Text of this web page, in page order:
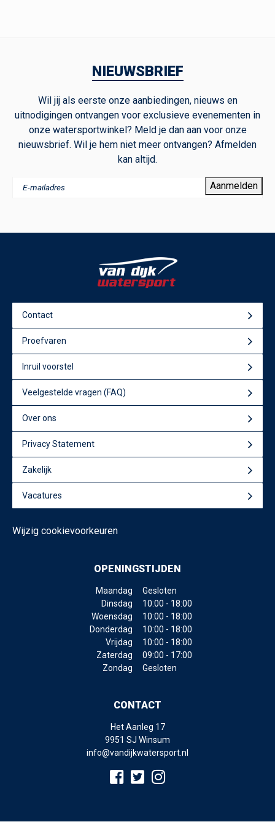
NIEUWSBRIEF
Wil jij als eerste onze aanbiedingen, nieuws en
uitnodigingen ontvangen voor exclusieve evenementen in
onze watersportwinkel? Meld je dan aan voor onze
nieuwsbrief. Wil je hem niet meer ontvangen? Afmelden
kan altijd.
Aanmelden
Contact
Proefvaren
Inruil voorstel
Veelgestelde vragen (FAQ)
Over ons
Privacy Statement
Zakelijk
Vacatures
Wijzig cookievoorkeuren
OPENINGSTIJDEN
Maandag
Gesloten
Dinsdag
10:00 - 18:00
Woensdag
10:00 - 18:00
Donderdag
10:00 - 18:00
Vrijdag
10:00 - 18:00
Zaterdag
09:00 - 17:00
Zondag
Gesloten
CONTACT
Het Aanleg 17
9951 SJ Winsum
info@vandijkwatersport.nl